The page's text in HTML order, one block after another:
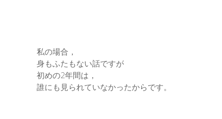
私の場合，
身もふたもない話ですが
初めの2年間は，
誰にも見られていなかったからです。